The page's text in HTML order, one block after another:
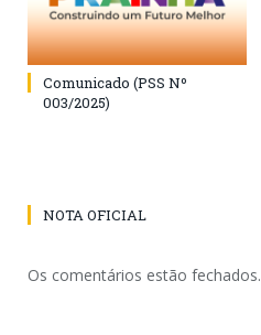
Comunicado (PSS Nº
003/2025)
NOTA OFICIAL
Os comentários estão fechados.